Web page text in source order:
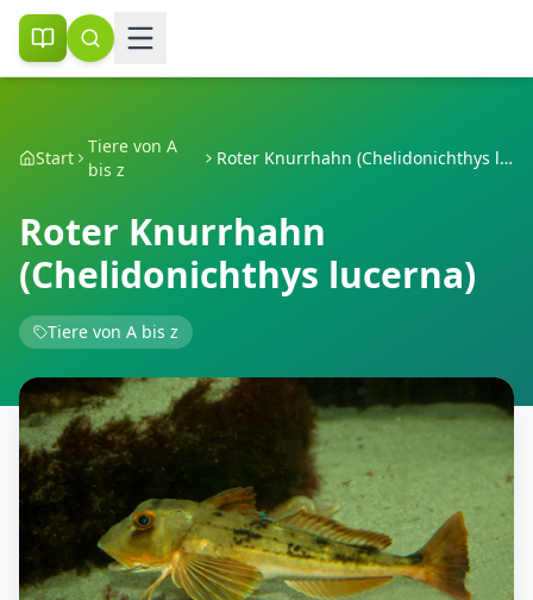
Start
Tiere von A
bis z
Roter Knurrhahn (Chelidonichthys lucerna)
Roter Knurrhahn
(Chelidonichthys lucerna)
Tiere von A bis z